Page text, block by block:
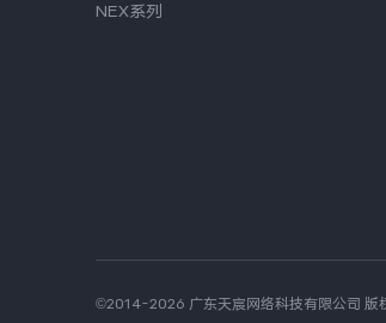
NEX系列
©2014-2026 广东天宸网络科技有限公司 版